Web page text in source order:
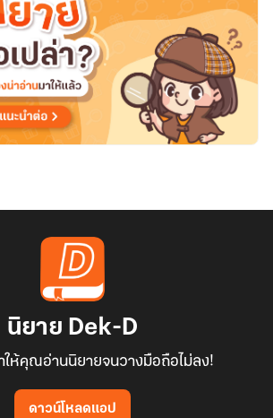
นิยาย Dek-D
ให้คุณอ่านนิยายจนวางมือถือไม่ลง!
ดาวน์โหลดแอป